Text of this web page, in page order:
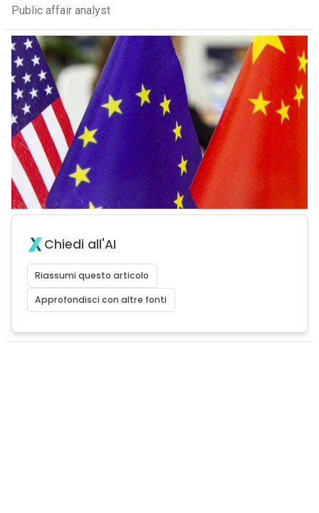
Public affair analyst
Chiedi all'AI
Riassumi questo articolo
Approfondisci con altre fonti